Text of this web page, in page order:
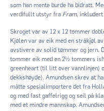
som han mente burde ha bidratt.
verdifullt utstyr fra Fram,
Skroget var av 12 x 12 tommer
Kjølen var av eik med en stråkjøl
avstivere av solid tømmer og jern.
tommer eik med en 2½ tommers
greenheart (til litt over vannlinjen)
dekkshøyde). Amundsen skrev at
måtte spesialimportere det fra
og med fast gaffelrigg og seil på
med et mindre mannskap.